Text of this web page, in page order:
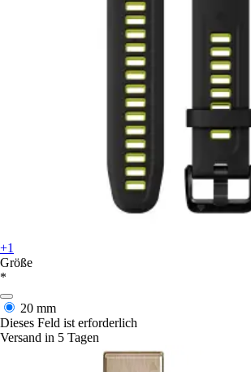
+1
Größe
*
20 mm
Dieses Feld ist erforderlich
Versand in 5 Tagen